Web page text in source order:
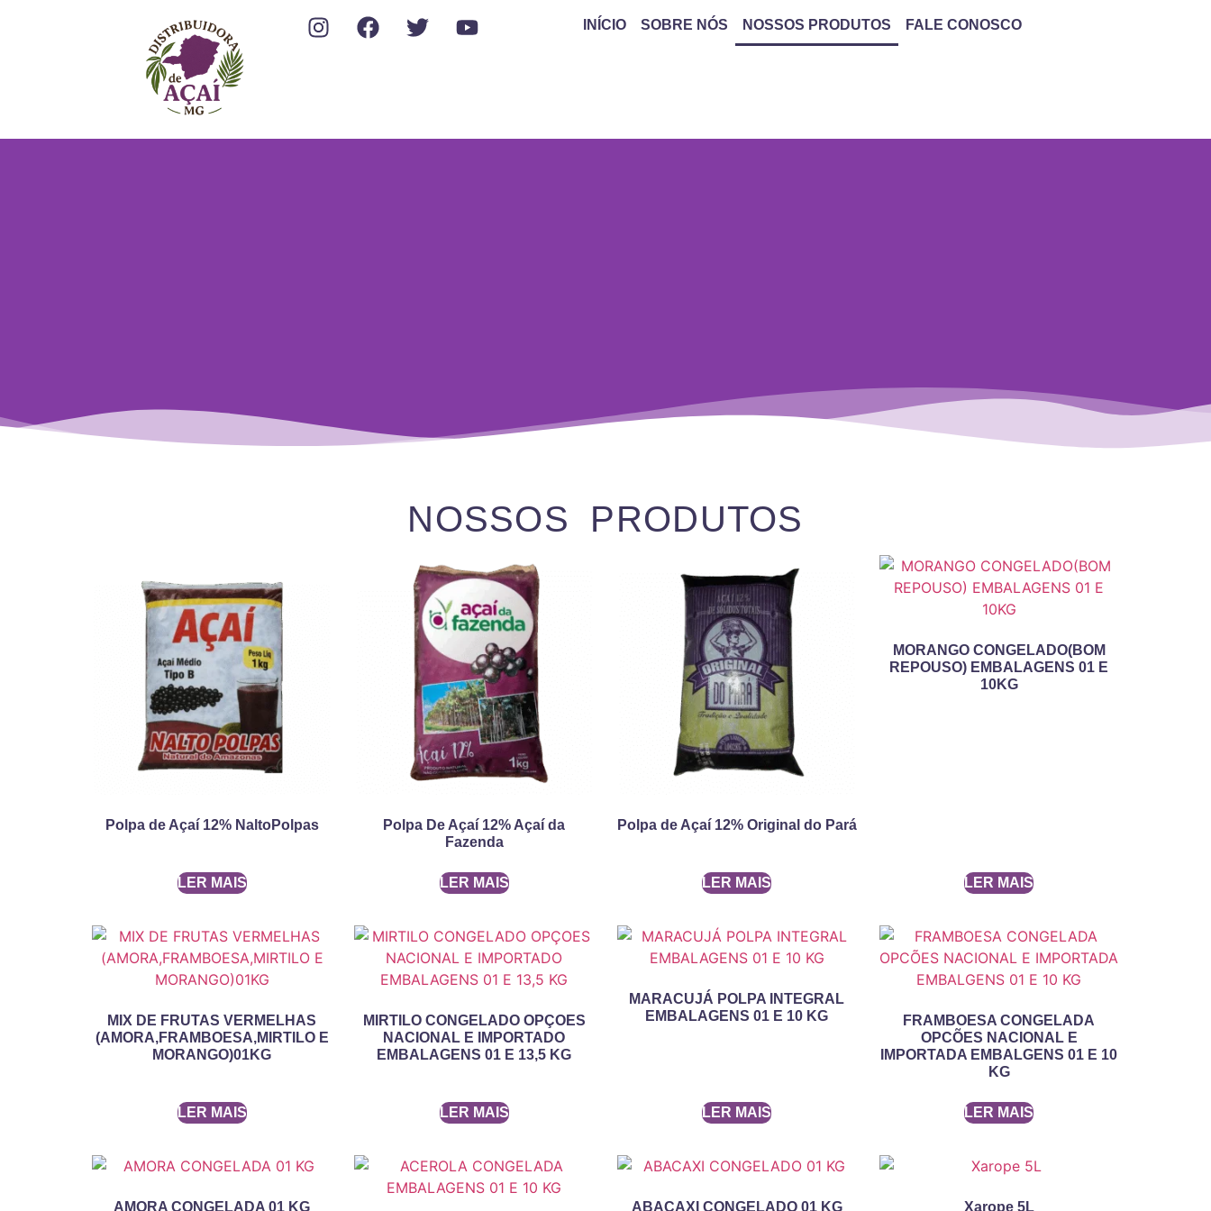
INÍCIO SOBRE NÓS NOSSOS PRODUTOS FALE CONOSCO
NOSSOS PRODUTOS
Polpa de Açaí 12% NaltoPolpas
LER MAIS
Polpa De Açaí 12% Açaí da
Fazenda
LER MAIS
Polpa de Açaí 12% Original do Pará
LER MAIS
MORANGO CONGELADO(BOM
REPOUSO) EMBALAGENS 01 E
10KG
LER MAIS
MIX DE FRUTAS VERMELHAS
(AMORA,FRAMBOESA,MIRTILO E
MORANGO)01KG
LER MAIS
MIRTILO CONGELADO OPÇOES
NACIONAL E IMPORTADO
EMBALAGENS 01 E 13,5 KG
LER MAIS
MARACUJÁ POLPA INTEGRAL
EMBALAGENS 01 E 10 KG
LER MAIS
FRAMBOESA CONGELADA
OPCÕES NACIONAL E
IMPORTADA EMBALGENS 01 E 10
KG
LER MAIS
AMORA CONGELADA 01 KG ABACAXI CONGELADO 01 KG Xarope 5L